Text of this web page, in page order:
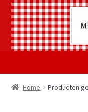
naar
de
Welkom
Home Producten